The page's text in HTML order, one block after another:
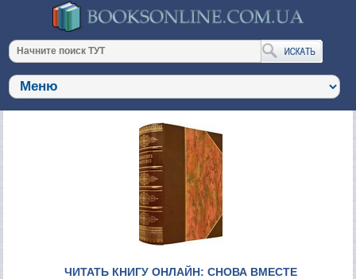
ЧИТАТЬ КНИГУ ОНЛАЙН: СНОВА ВМЕСТЕ